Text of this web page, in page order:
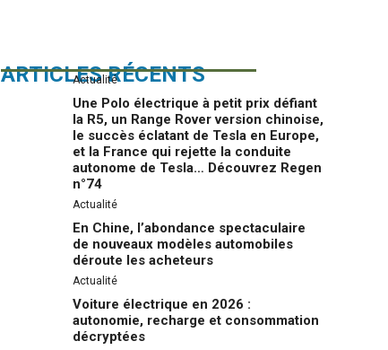
ARTICLES RÉCENTS
Actualité
Une Polo électrique à petit prix défiant
la R5, un Range Rover version chinoise,
le succès éclatant de Tesla en Europe,
et la France qui rejette la conduite
autonome de Tesla… Découvrez Regen
n°74
Actualité
En Chine, l’abondance spectaculaire
de nouveaux modèles automobiles
déroute les acheteurs
Actualité
Voiture électrique en 2026 :
autonomie, recharge et consommation
décryptées